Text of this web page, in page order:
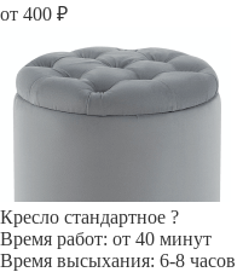
от 400 ₽
Кресло стандартное ?
Время работ: от 40 минут
Время высыхания: 6-8 часов